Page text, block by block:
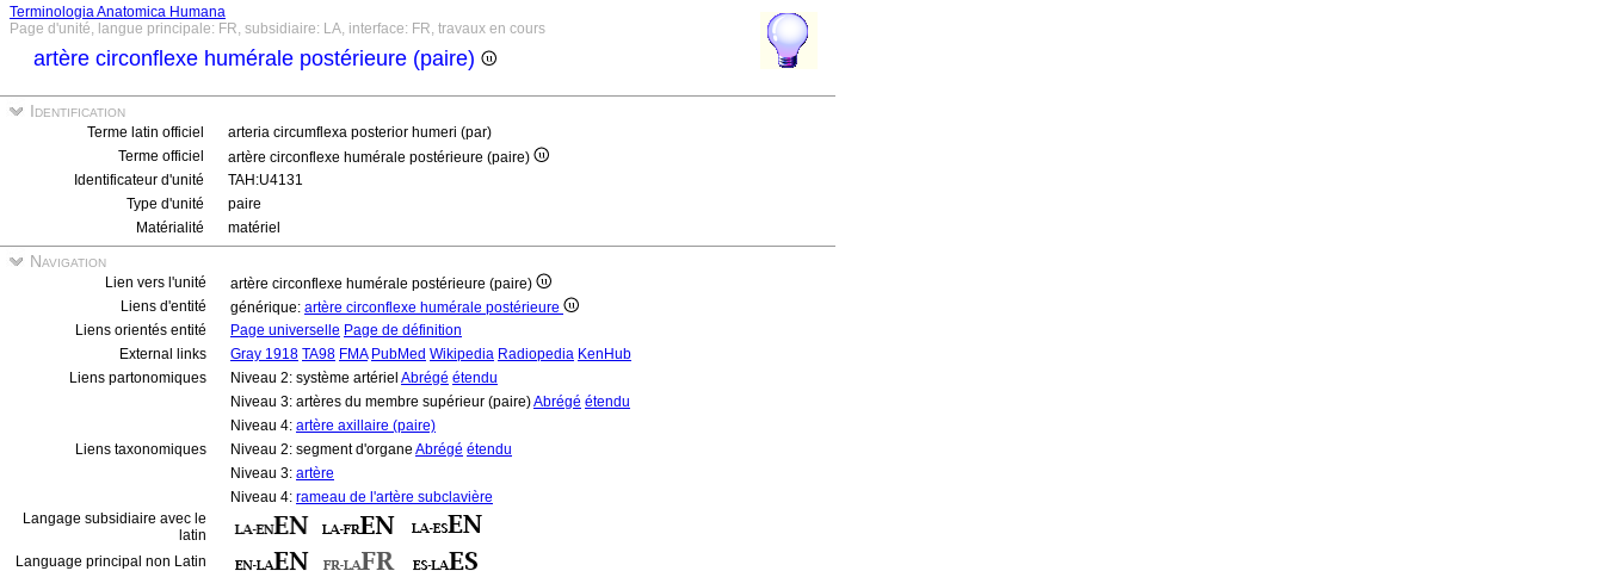
Terminologia Anatomica Humana
Page d'unité, langue principale: FR, subsidiaire: LA, interface: FR, travaux en cours
artère circonflexe humérale postérieure (paire)
Identification
Terme latin officiel
arteria circumflexa posterior humeri (par)
Terme officiel
artère circonflexe humérale postérieure (paire)
Identificateur d'unité
TAH:U4131
Type d'unité
paire
Matérialité
matériel
Navigation
Lien vers l'unité
artère circonflexe humérale postérieure (paire)
Liens d'entité
générique: artère circonflexe humérale postérieure
Liens orientés entité
Page universelle Page de définition
External links
Gray 1918 TA98 FMA PubMed Wikipedia Radiopedia KenHub
Liens partonomiques
Niveau 2: système artériel Abrégé étendu
Niveau 3: artères du membre supérieur (paire)Abrégé étendu
Niveau 4: artère axillaire (paire)
Liens taxonomiques
Niveau 2: segment d'organe Abrégé étendu
Niveau 3: artère
Niveau 4: rameau de l'artère subclavière
Langage subsidiaire avec le
latin
Language principal non Latin